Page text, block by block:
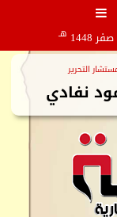
هـ
التحرير
نفادي